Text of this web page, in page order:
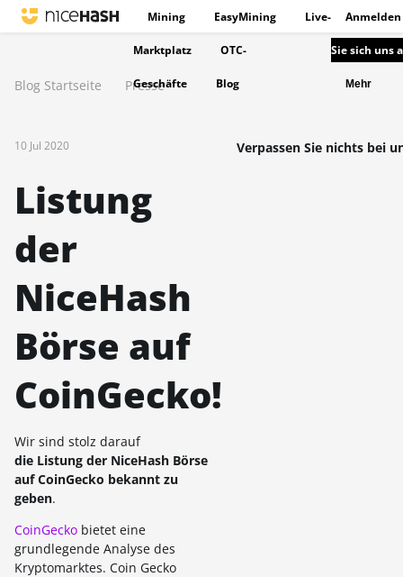
Mining EasyMining Live-
Marktplatz OTC-
Geschäfte Blog
Anmelden
Sie sich uns
Mehr
Blog Startseite Presse
10 Jul 2020
Listung
der
NiceHash
Börse auf
CoinGecko!
Wir sind stolz darauf
die Listung der NiceHash Börse
auf CoinGecko bekannt zu
geben.
CoinGecko bietet eine
grundlegende Analyse des
Kryptomarktes. Coin Gecko
Verpassen Sie nichts bei